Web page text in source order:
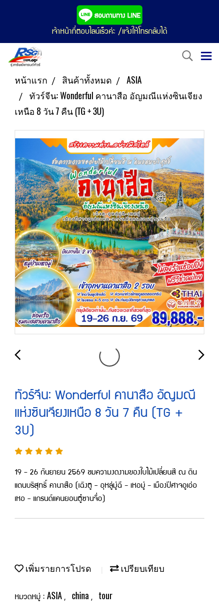
เจ้าหน้าที่ตอบไลน์เร็วค่ะ /แจ้งให้โทรกลับได้
หน้าแรก สินค้าทั้งหมด
ASIA
ทัวร์จีน: Wonderful คานาสือ อัญมณีแห่งซินเจียง
เหนือ 8 วัน 7 คืน (TG + 3U)
ทัวร์จีน: Wonderful คานาสือ อัญมณี
แห่งซินเจียงเหนือ 8 วัน 7 คืน (TG +
3U)
19 - 26 กันยายน 2569 ชมความงดงามของใบไม้เปลี่ยนสี ณ ดิน
แดนบริสุทธิ์ คานาสือ (เฉิงตู - อุหลู่มู่ฉี - เหอมู่ - เมืองปีศาจอูเอ่อ
เหอ - แกรนด์แคนยอนตู๋ซานจื่อ)
เพิ่มรายการโปรด เปรียบเทียบ
หมวดหมู่ : ASIA , china , tour